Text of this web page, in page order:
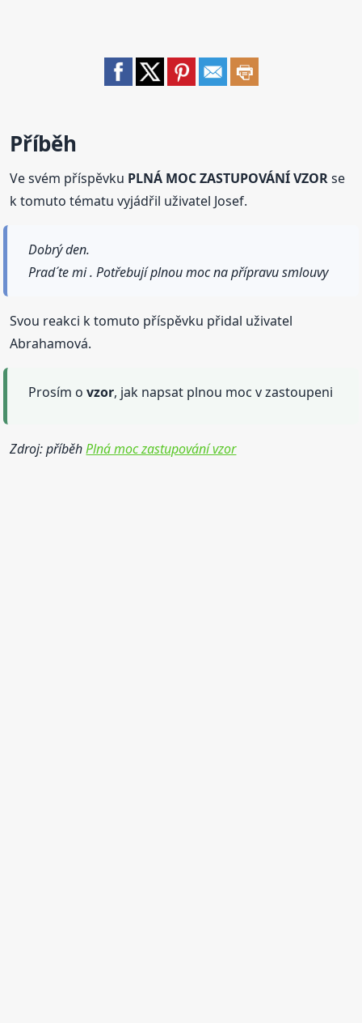
Příběh
Ve svém příspěvku PLNÁ MOC ZASTUPOVÁNÍ VZORse
k tomuto tématu vyjádřil uživatel Josef.
Dobrý den.
Prad´te mi . Potřebují plnou moc na přípravu smlouvy
Svou reakci k tomuto příspěvku přidal uživatel
Abrahamová.
Prosím ovzor, jak napsat plnou moc v zastoupeni
Zdroj: příběhPlná moc zastupování vzor